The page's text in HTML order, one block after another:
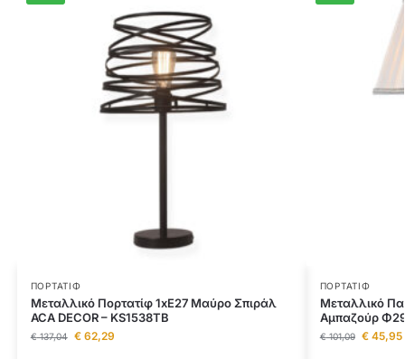
ΠΟΡΤΑΤΊΦ
Μεταλλικό Πορτατίφ 1xE27 Μαύρο Σπιράλ
ACA DECOR – KS1538TB
€137,04 €62,29
ΠΟΡΤΑΤΊΦ
Μεταλλικό
Αμπαζούρ
€101,09 €45,95